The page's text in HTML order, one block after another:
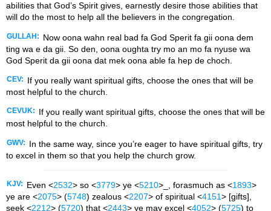
abilities that God’s Spirit gives, earnestly desire those abilities that
will do the most to help all the believers in the congregation.
GULLAH:
Now oona wahn real bad fa God Sperit fa gii oona dem
ting wa e da gii. So den, oona oughta try mo an mo fa nyuse wa
God Sperit da gii oona dat mek oona able fa hep de choch.
CEV:
If you really want spiritual gifts, choose the ones that will be
most helpful to the church.
CEVUK:
If you really want spiritual gifts, choose the ones that will be
most helpful to the church.
GWV:
In the same way, since you’re eager to have spiritual gifts, try
to excel in them so that you help the church grow.
KJV: Even <2532> so <3779> ye <5210>_, forasmuch as <1893>
ye are <2075> (5748) zealous <2207> of spiritual <4151> [gifts],
seek <2212> (5720) that <2443> ye may excel <4052> (5725) to